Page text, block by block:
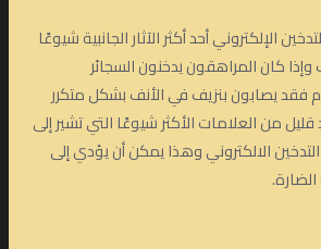
الإلكتروني أحد أكثر الآثار الجانبية شيوعًا
وإذا كان المراهقون يدخنون السجائر
فقد يصابون بنزيف في الأنف بشكل متكرر
من العلامات الأكثر شيوعًا التي تشير إلى
الالكتروني وهذا يمكن أن يؤدي إلى
الضارة.